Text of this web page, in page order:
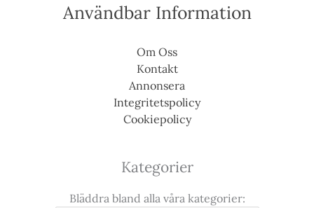
Användbar Information
Om Oss
Kontakt
Annonsera
Integritetspolicy
Cookiepolicy
Kategorier
Bläddra bland alla våra kategorier: